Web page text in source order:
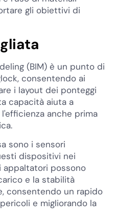
gli obiettivi di
(BIM) è un punto di
consentendo ai
i layout dei ponteggi
capacità aiuta a
anche prima
sono i sensori
dispositivi nei
appaltatori possono
e la stabilità
consentendo un rapido
e migliorando la